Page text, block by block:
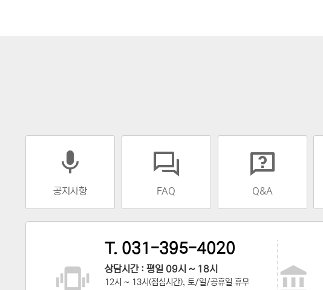
mic
공지사항 FAQ Q&A
T. 031-395-4020
상담시간 : 평일 09시 ~ 18시
12시 ~ 13시(점심시간), 토/일/공휴일 휴무